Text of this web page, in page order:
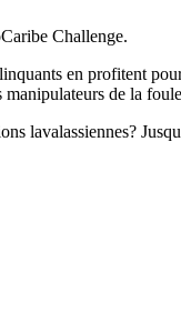
Challenge.
en profitent
manipulateurs de la
lavalassiennes?